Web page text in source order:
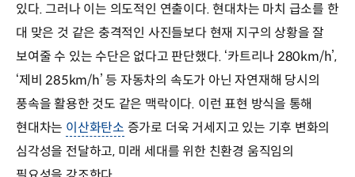
있다. 그러나 이는 의도적인 연출이다. 현대차는 마치 급소를 한
대 맞은 것 같은 충격적인 사진들보다 현재 지구의 상황을 잘
보여줄 수 있는 수단은 없다고 판단했다. ‘카트리나 280km/h’,
‘제비 285km/h’ 등 자동차의 속도가 아닌 자연재해 당시의
풍속을 활용한 것도 같은 맥락이다. 이런 표현 방식을 통해
현대차는 이산화탄소 증가로 더욱 거세지고 있는 기후 변화의
심각성을 전달하고, 미래 세대를 위한 친환경 움직임의